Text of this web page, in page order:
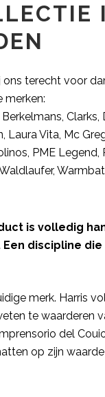
ons terecht voor
merken:
Laura Vita, Mc
PME
is volledig
discipline
merk. Harris
te waarderen
del
op zijn